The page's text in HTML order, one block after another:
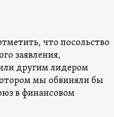
что посольство
заявления,
другим лидером
мы обвиняли бы
в финансовом